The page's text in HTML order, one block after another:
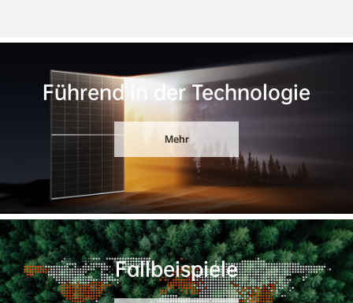
Führend in der Technologie
Mehr
Fallbeispiele